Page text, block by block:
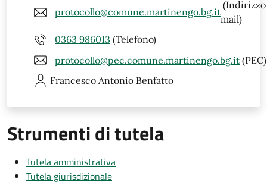
protocollo@comune.martinengo.bg.it
(Indirizzo
mail)
0363 986013 (Telefono)
protocollo@pec.comune.martinengo.bg.it (PEC)
Francesco Antonio Benfatto
Strumenti di tutela
Tutela amministrativa
Tutela giurisdizionale